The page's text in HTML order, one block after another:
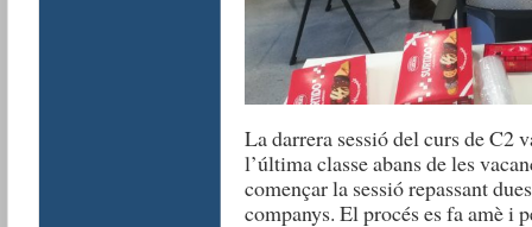
La darrera sessió del curs de C2
l’última classe abans de les
començar la sessió repassant
companys. El procés es fa amè